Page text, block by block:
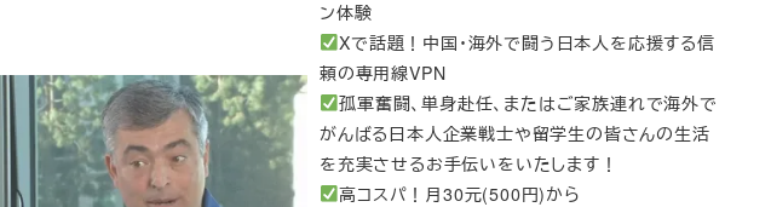
ン体験
Xで話題！中国・海外で闘う日本人を応援する信
頼の専用線VPN
孤軍奮闘、単身赴任、またはご家族連れで海外で
がんばる日本人企業戦士や留学生の皆さんの生活
を充実させるお手伝いをいたします！
高コスパ！月30元(500円)から